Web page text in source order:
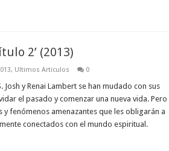
2’ (2013)
, Ultimos Articulos 0
Josh y Renai Lambert se han mudado con sus
el pasado y comenzar una nueva vida. Pero
fenómenos amenazantes que les obligarán a
conectados con el mundo espiritual.